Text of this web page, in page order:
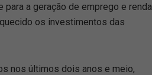
a geração de emprego e renda
os investimentos das
nos últimos dois anos e meio,